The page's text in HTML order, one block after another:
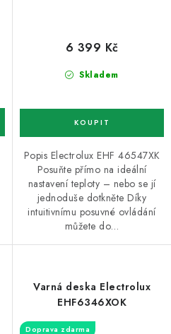
Skladem
6 399 Kč
Popis Electrolux EHF 46547XK
Posuňte přímo na ideální
nastavení teploty – nebo se jí
jednoduše dotkněte Díky
intuitivnímu posuvné ovládání
můžete do…
Varná deska Electrolux
EHF6346XOK
Doprava zdarma